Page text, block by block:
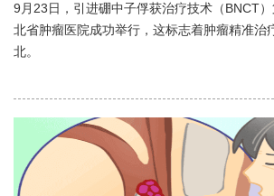
9月23日，引进硼中子俘获治疗技术（BNCT
北省肿瘤医院成功举行，这标志着肿瘤精准治
北。